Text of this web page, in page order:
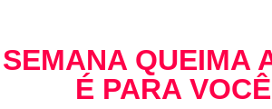
SEMANA QUEIMA
É PARA